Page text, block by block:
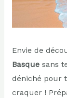
Envie de
Basquesans
déniché pour
craquer !